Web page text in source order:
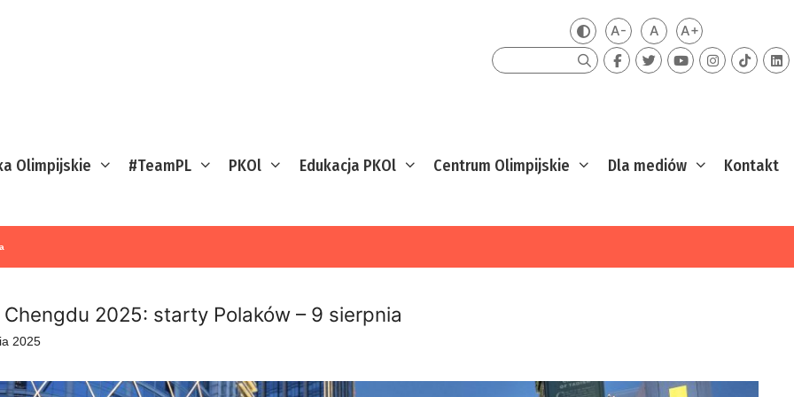
Zmień kontrast
A-Mniejsza czcionka
ADomyślna czcionka
A+Większa
Szukaj
Olimpijskie #TeamPL PKOl Edukacja PKOl Centrum Olimpijskie Dla mediów Kontakt
Chengdu 2025: starty Polaków – 9 sierpnia
2025